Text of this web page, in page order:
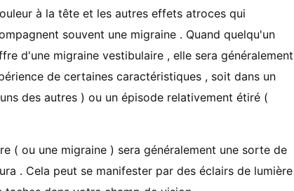
à la tête et les autres effets atroces qui
souvent une migraine . Quand quelqu'un
d'une migraine vestibulaire , elle sera généralement
de certaines caractéristiques , soit dans un
des autres ) ou un épisode relativement étiré (
( ou une migraine ) sera généralement une sorte de
. Cela peut se manifester par des éclairs de lumière